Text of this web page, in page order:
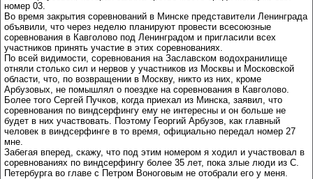
номер 03.
Во время закрытия соревнований в Минске представители Ленинграда
объявили, что через неделю планируют провести всесоюзные
соревнования в Кавголово под Ленинградом и пригласили всех
участников принять участие в этих соревнованиях.
По всей видимости, соревнования на Заславском водохранилище
отняли столько сил и нервов у участников из Москвы и Московской
области, что, по возвращении в Москву, никто из них, кроме
Арбузовых, не помышлял о поездке на соревнования в Кавголово.
Более того Сергей Пучков, когда приехал из Минска, заявил, что
соревнования по виндсерфингу ему не интересны и он больше не
будет в них участвовать. Поэтому Георгий Арбузов, как главный
человек в виндсерфинге в то время, официально передал номер 27
мне.
Забегая вперед, скажу, что под этим номером я ходил и участвовал в
соревнованиях по виндсерфингу более 35 лет, пока злые люди из С.
Петербурга во главе с Петром Воноговым не отобрали его у меня.